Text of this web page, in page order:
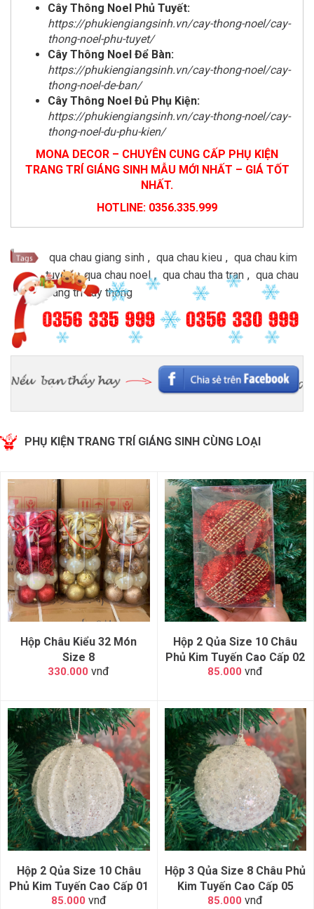
Cây Thông Noel Phủ Tuyết:
https://phukiengiangsinh.vn/cay-thong-noel/cay-
thong-noel-phu-tuyet/
Cây Thông Noel Để Bàn:
https://phukiengiangsinh.vn/cay-thong-noel/cay-
thong-noel-de-ban/
Cây Thông Noel Đủ Phụ Kiện:
https://phukiengiangsinh.vn/cay-thong-noel/cay-
thong-noel-du-phu-kien/
MONA DECOR – CHUYÊN CUNG CẤP PHỤ KIỆN
TRANG TRÍ GIÁNG SINH MẪU MỚI NHẤT – GIÁ TỐT
NHẤT.
HOTLINE: 0356.335.999
qua chau giang sinh , qua chau kieu , qua chau kim
tuyen , qua chau noel , qua chau tha tran , qua chau
trang tri cay thong
PHỤ KIỆN TRANG TRÍ GIÁNG SINH CÙNG LOẠI
Hộp Châu Kiểu 32 Món
Size 8
330.000 vnđ
Hộp 2 Qủa Size 10 Châu
Phủ Kim Tuyến Cao Cấp 02
85.000 vnđ
Hộp 2 Qủa Size 10 Châu
Phủ Kim Tuyến Cao Cấp 01
85.000 vnđ
Hộp 3 Qủa Size 8 Châu Phủ
Kim Tuyến Cao Cấp 05
85.000 vnđ